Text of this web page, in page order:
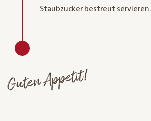
Staubzucker bestreut servieren.
Guten Appetit!